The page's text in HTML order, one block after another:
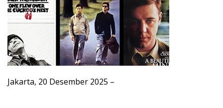
Jakarta, 20 Desember 2025 –